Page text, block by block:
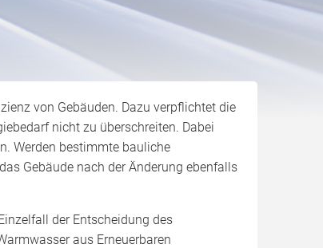
von Gebäuden. Dazu verpflichtet die
nicht zu überschreiten. Dabei
Werden bestimmte bauliche
Gebäude nach der Änderung ebenfalls
der Entscheidung des
aus Erneuerbaren